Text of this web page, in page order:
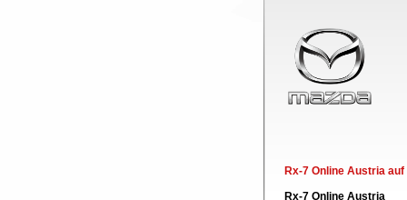
Rx-7 Online Austria
Rx-7 Online Austria